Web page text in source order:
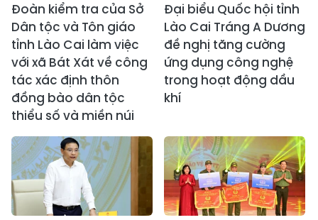
Đoàn kiểm tra của Sở
Dân tộc và Tôn giáo
tỉnh Lào Cai làm việc
với xã Bát Xát về công
tác xác định thôn
đồng bào dân tộc
thiểu số và miền núi
Đại biểu Quốc hội tỉnh
Lào Cai Tráng A Dương
đề nghị tăng cường
ứng dụng công nghệ
trong hoạt động dầu
khí